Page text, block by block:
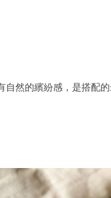
然的繽紛感，是搭配的